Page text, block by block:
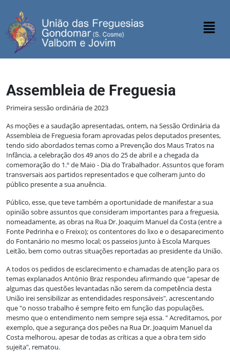
Assembleia de Freguesia
Primeira sessão ordinária de 2023
As moções e a saudação apresentadas, ontem, na Sessão Ordinária da
Assembleia de Freguesia foram aprovadas pelos deputados presentes,
tendo sido abordados temas como a Prevenção dos Maus Tratos na
Infância, a celebração dos 49 anos do 25 de abril e a chegada da
comemoração do 1.º de Maio - Dia do Trabalhador. Assuntos que foram
transversais aos partidos representados e que colheram junto do
público presente a sua anuência.
Público, esse, que teve também a oportunidade de manifestar a sua
opinião sobre assuntos que consideram importantes para a freguesia,
nomeadamente, as obras na Rua Dr. Joaquim Manuel da Costa (entre a
Fonte Pedrinha e o Freixo); os contentores do lixo e o desaparecimento
do Fontanário no mesmo local; os passeios junto à Escola Marques
Leitão, bem como outras situações reportadas ao presidente da União.
A todos os pedidos de esclarecimento e chamadas de atenção para os
temas explanados António Braz respondeu afirmando que "apesar de
algumas das questões levantadas não serem da competência desta
União irei sensibilizar as entendidades responsáveis", acrescentando
que "o nosso trabalho é sempre feito em função das populações,
mesmo que o entendimento nem sempre seja essa. " Acreditamos, por
exemplo, que a segurança dos peões na Rua Dr. Joaquim Manuel da
Costa melhorou, apesar de todas as críticas a que a obra tem sido
sujeita", rematou.